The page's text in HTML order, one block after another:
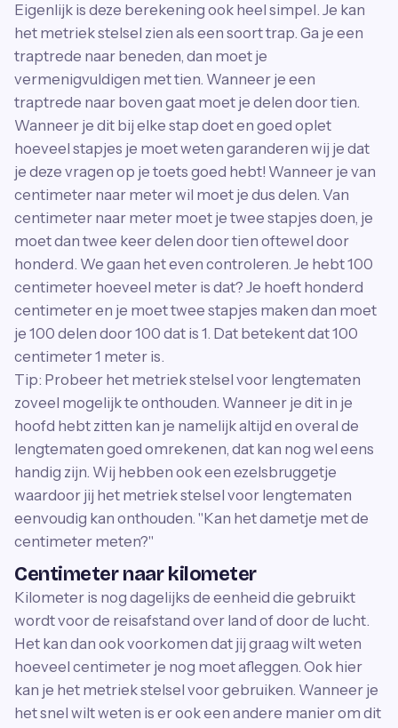
Eigenlijk is deze berekening ook heel simpel. Je kan
het metriek stelsel zien als een soort trap. Ga je een
traptrede naar beneden, dan moet je
vermenigvuldigen met tien. Wanneer je een
traptrede naar boven gaat moet je delen door tien.
Wanneer je dit bij elke stap doet en goed oplet
hoeveel stapjes je moet weten garanderen wij je dat
je deze vragen op je toets goed hebt! Wanneer je van
centimeter naar meter wil moet je dus delen. Van
centimeter naar meter moet je twee stapjes doen, je
moet dan twee keer delen door tien oftewel door
honderd. We gaan het even controleren. Je hebt 100
centimeter hoeveel meter is dat? Je hoeft honderd
centimeter en je moet twee stapjes maken dan moet
je 100 delen door 100 dat is 1. Dat betekent dat 100
centimeter 1 meter is.
Tip: Probeer het metriek stelsel voor lengtematen
zoveel mogelijk te onthouden. Wanneer je dit in je
hoofd hebt zitten kan je namelijk altijd en overal de
lengtematen goed omrekenen, dat kan nog wel eens
handig zijn. Wij hebben ook een ezelsbruggetje
waardoor jij het metriek stelsel voor lengtematen
eenvoudig kan onthouden. "Kan het dametje met de
centimeter meten?"
Centimeter naar kilometer
Kilometer is nog dagelijks de eenheid die gebruikt
wordt voor de reisafstand over land of door de lucht.
Het kan dan ook voorkomen dat jij graag wilt weten
hoeveel centimeter je nog moet afleggen. Ook hier
kan je het metriek stelsel voor gebruiken. Wanneer je
het snel wilt weten is er ook een andere manier om dit